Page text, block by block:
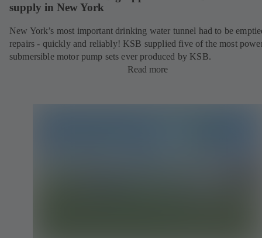
supply in New York
New York’s most important drinking water tunnel had to be
repairs - quickly and reliably! KSB supplied five of the most
submersible motor pump sets ever produced by KSB.
Read more